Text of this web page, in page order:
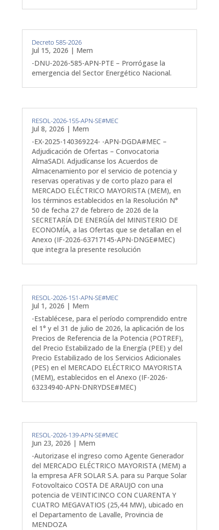
Decreto 585-2026
Jul 15, 2026 | Mem
-DNU-2026-585-APN-PTE – Prorrógase la
emergencia del Sector Energético Nacional.
RESOL-2026-155-APN-SE#MEC
Jul 8, 2026 | Mem
-EX-2025-140369224- -APN-DGDA#MEC –
Adjudicación de Ofertas – Convocatoria
AlmaSADI. Adjudícanse los Acuerdos de
Almacenamiento por el servicio de potencia y
reservas operativas y de corto plazo para el
MERCADO ELÉCTRICO MAYORISTA (MEM), en
los términos establecidos en la Resolución N°
50 de fecha 27 de febrero de 2026 de la
SECRETARÍA DE ENERGÍA del MINISTERIO DE
ECONOMÍA, a las Ofertas que se detallan en el
Anexo (IF-2026-63717145-APN-DNGE#MEC)
que integra la presente resolución
RESOL-2026-151-APN-SE#MEC
Jul 1, 2026 | Mem
-Establécese, para el período comprendido entre
el 1° y el 31 de julio de 2026, la aplicación de los
Precios de Referencia de la Potencia (POTREF),
del Precio Estabilizado de la Energía (PEE) y del
Precio Estabilizado de los Servicios Adicionales
(PES) en el MERCADO ELÉCTRICO MAYORISTA
(MEM), establecidos en el Anexo (IF-2026-
63234940-APN-DNRYDSE#MEC)
RESOL-2026-139-APN-SE#MEC
Jun 23, 2026 | Mem
-Autorizase el ingreso como Agente Generador
del MERCADO ELÉCTRICO MAYORISTA (MEM) a
la empresa AFR SOLAR S.A. para su Parque Solar
Fotovoltaico COSTA DE ARAUJO con una
potencia de VEINTICINCO CON CUARENTA Y
CUATRO MEGAVATIOS (25,44 MW), ubicado en
el Departamento de Lavalle, Provincia de
MENDOZA